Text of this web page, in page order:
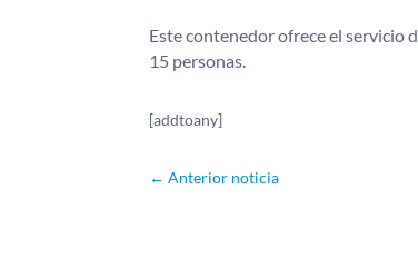
Este contenedor ofrece el servicio
15 personas.
[addtoany]
←Anterior noticia